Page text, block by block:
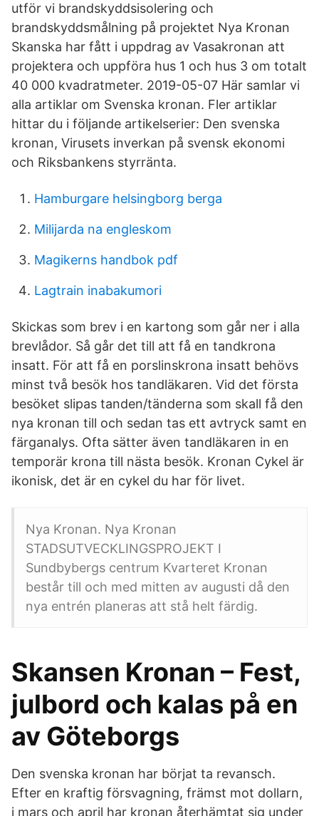
utför vi brandskyddsisolering och
brandskyddsmålning på projektet Nya Kronan
Skanska har fått i uppdrag av Vasakronan att
projektera och uppföra hus 1 och hus 3 om totalt
40 000 kvadratmeter. 2019-05-07 Här samlar vi
alla artiklar om Svenska kronan. Fler artiklar
hittar du i följande artikelserier: Den svenska
kronan, Virusets inverkan på svensk ekonomi
och Riksbankens styrränta.
Hamburgare helsingborg berga
Milijarda na engleskom
Magikerns handbok pdf
Lagtrain inabakumori
Skickas som brev i en kartong som går ner i alla
brevlådor. Så går det till att få en tandkrona
insatt. För att få en porslinskrona insatt behövs
minst två besök hos tandläkaren. Vid det första
besöket slipas tanden/tänderna som skall få den
nya kronan till och sedan tas ett avtryck samt en
färganalys. Ofta sätter även tandläkaren in en
temporär krona till nästa besök. Kronan Cykel är
ikonisk, det är en cykel du har för livet.
Nya Kronan. Nya Kronan
STADSUTVECKLINGSPROJEKT I
Sundbybergs centrum Kvarteret Kronan
består till och med mitten av augusti då den
nya entrén planeras att stå helt färdig.
Skansen Kronan – Fest,
julbord och kalas på en
av Göteborgs
Den svenska kronan har börjat ta revansch.
Efter en kraftig försvagning, främst mot dollarn,
i mars och april har kronan återhämtat sig under